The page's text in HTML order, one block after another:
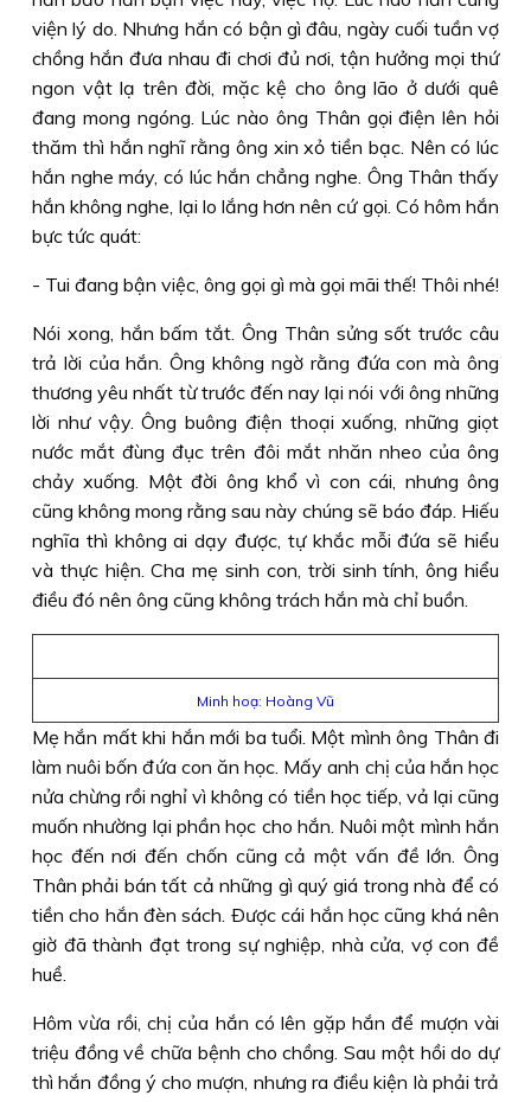
viện lý do. Nhưng hắn có bận gì đâu, ngày cuối tuần vợ
chồng hắn đưa nhau đi chơi đủ nơi, tận hưởng mọi thứ
ngon vật lạ trên đời, mặc kệ cho ông lão ở dưới quê
đang mong ngóng. Lúc nào ông Thân gọi điện lên hỏi
thăm thì hắn nghĩ rằng ông xin xỏ tiền bạc. Nên có lúc
hắn nghe máy, có lúc hắn chẳng nghe. Ông Thân thấy
hắn không nghe, lại lo lắng hơn nên cứ gọi. Có hôm hắn
bực tức quát:
- Tui đang bận việc, ông gọi gì mà gọi mãi thế! Thôi nhé!
Nói xong, hắn bấm tắt. Ông Thân sửng sốt trước câu
trả lời của hắn. Ông không ngờ rằng đứa con mà ông
thương yêu nhất từ trước đến nay lại nói với ông những
lời như vậy. Ông buông điện thoại xuống, những giọt
nước mắt đùng đục trên đôi mắt nhăn nheo của ông
chảy xuống. Một đời ông khổ vì con cái, nhưng ông
cũng không mong rằng sau này chúng sẽ báo đáp. Hiếu
nghĩa thì không ai dạy được, tự khắc mỗi đứa sẽ hiểu
và thực hiện. Cha mẹ sinh con, trời sinh tính, ông hiểu
điều đó nên ông cũng không trách hắn mà chỉ buồn.
Minh hoạ: Hoàng Vũ
Mẹ hắn mất khi hắn mới ba tuổi. Một mình ông Thân đi
làm nuôi bốn đứa con ăn học. Mấy anh chị của hắn học
nửa chừng rồi nghỉ vì không có tiền học tiếp, vả lại cũng
muốn nhường lại phần học cho hắn. Nuôi một mình hắn
học đến nơi đến chốn cũng cả một vấn đề lớn. Ông
Thân phải bán tất cả những gì quý giá trong nhà để có
tiền cho hắn đèn sách. Ðược cái hắn học cũng khá nên
giờ đã thành đạt trong sự nghiệp, nhà cửa, vợ con đề
huề.
Hôm vừa rồi, chị của hắn có lên gặp hắn để mượn vài
triệu đồng về chữa bệnh cho chồng. Sau một hồi do dự
thì hắn đồng ý cho mượn, nhưng ra điều kiện là phải trả